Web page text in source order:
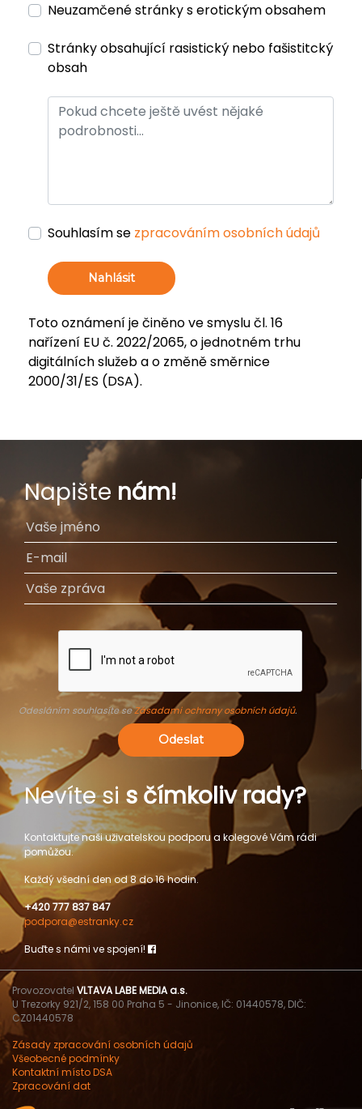
Neuzamčené stránky s erotickým obsahem
Stránky obsahující rasistický nebo fašistitcký
obsah
Souhlasím se zpracováním osobních údajů
Nahlásit
Toto oznámení je činěno ve smyslu čl. 16
nařízení EU č. 2022/2065, o jednotném trhu
digitálních služeb a o změně směrnice
2000/31/ES (DSA).
Napište nám!
Odesláním souhlasíte seZásadami ochrany osobních údajů.
Odeslat
Nevíte si s čímkoliv rady?
Kontaktujte naši uživatelskou podporu a kolegové Vám rádi
pomůžou.
Každý všední den od 8 do 16 hodin.
+420 777 837 847
podpora@estranky.cz
Buďte s námi ve spojení!
Provozovatel VLTAVA LABE MEDIA a.s.
U Trezorky 921/2, 158 00 Praha 5 - Jinonice, IČ: 01440578, DIČ:
CZ01440578
Zásady zpracování osobních údajů
Všeobecné podmínky
Kontaktní místo DSA
Zpracování dat